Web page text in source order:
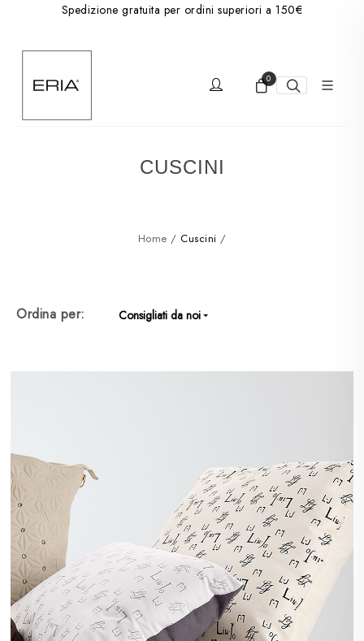
Spedizione gratuita per ordini superiori a 150€
0
CUSCINI
Home / Cuscini /
Ordina per: Consigliati da noi